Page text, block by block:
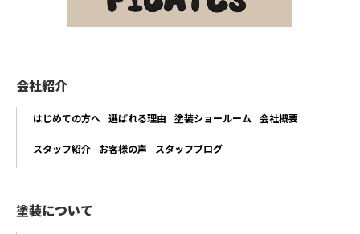
会社紹介
はじめての方へ 選ばれる理由 塗装ショールーム 会社概要
スタッフ紹介 お客様の声 スタッフブログ
塗装について